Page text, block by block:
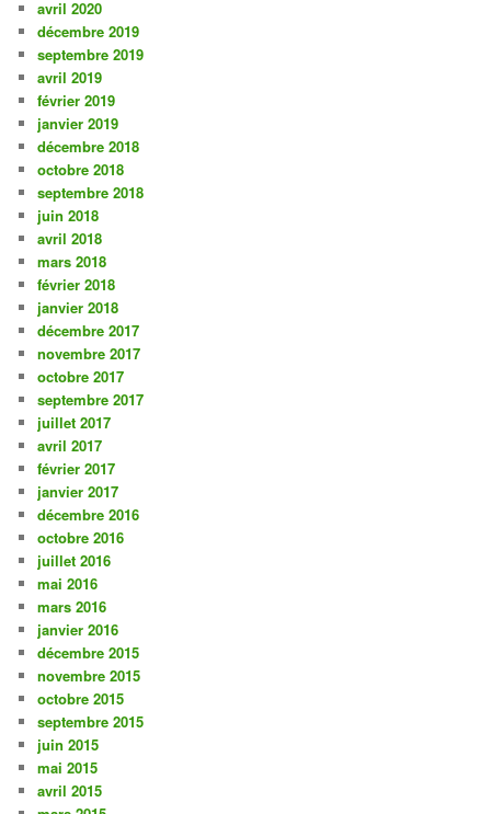
avril 2020
décembre 2019
septembre 2019
avril 2019
février 2019
janvier 2019
décembre 2018
octobre 2018
septembre 2018
juin 2018
avril 2018
mars 2018
février 2018
janvier 2018
décembre 2017
novembre 2017
octobre 2017
septembre 2017
juillet 2017
avril 2017
février 2017
janvier 2017
décembre 2016
octobre 2016
juillet 2016
mai 2016
mars 2016
janvier 2016
décembre 2015
novembre 2015
octobre 2015
septembre 2015
juin 2015
mai 2015
avril 2015